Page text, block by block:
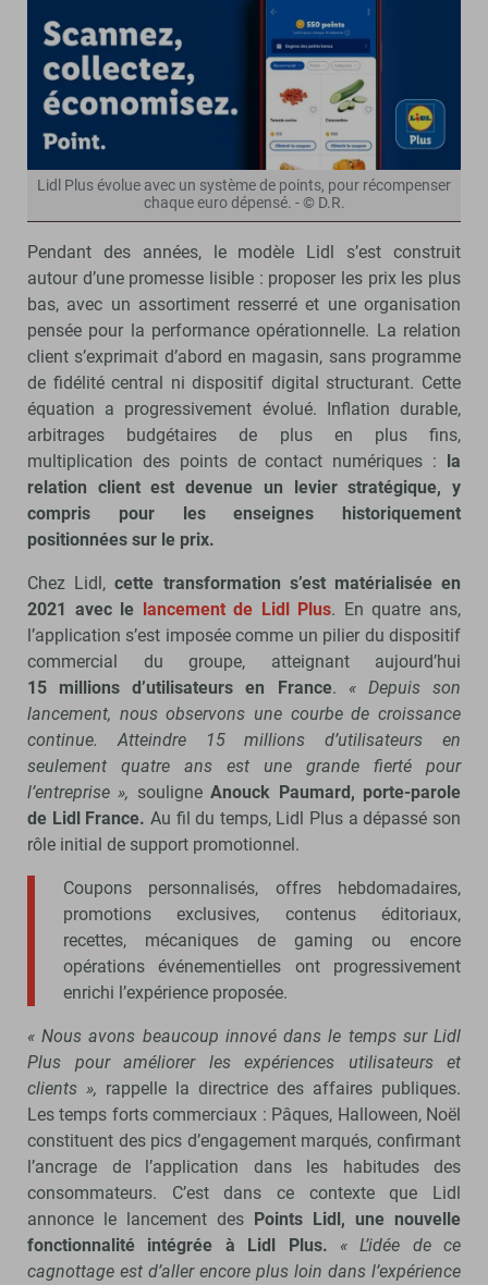
Lidl Plus évolue avec un système de points, pour récompenser
chaque euro dépensé. - © D.R.
Pendant des années, le modèle Lidl s’est construit
autour d’une promesse lisible : proposer les prix les plus
bas, avec un assortiment resserré et une organisation
pensée pour la performance opérationnelle. La relation
client s’exprimait d’abord en magasin, sans programme
de fidélité central ni dispositif digital structurant. Cette
équation a progressivement évolué. Inflation durable,
arbitrages budgétaires de plus en plus fins,
multiplication des points de contact numériques : la
relation client est devenue un levier stratégique, y
compris pour les enseignes historiquement
positionnées sur le prix.
Chez Lidl,cette transformation s’est matérialisée en
2021 avec le lancement de Lidl Plus. En quatre ans,
l’application s’est imposée comme un pilier du dispositif
commercial du groupe, atteignant aujourd’hui
15 millions d’utilisateurs en France. « Depuis son
lancement, nous observons une courbe de croissance
continue. Atteindre 15 millions d’utilisateurs en
seulement quatre ans est une grande fierté pour
l’entreprise », souligneAnouck Paumard, porte-parole
de Lidl France. Au fil du temps, Lidl Plus a dépassé son
rôle initial de support promotionnel.
Coupons personnalisés, offres hebdomadaires,
promotions exclusives, contenus éditoriaux,
recettes, mécaniques de gaming ou encore
opérations événementielles ont progressivement
enrichi l’expérience proposée.
« Nous avons beaucoup innové dans le temps sur Lidl
Plus pour améliorer les expériences utilisateurs et
clients », rappelle la directrice des affaires publiques.
Les temps forts commerciaux : Pâques, Halloween, Noël
constituent des pics d’engagement marqués, confirmant
l’ancrage de l’application dans les habitudes des
consommateurs. C’est dans ce contexte que Lidl
annonce le lancement des Points Lidl, une nouvelle
fonctionnalité intégrée à Lidl Plus. « L’idée de ce
cagnottage est d’aller encore plus loin dans l’expérience